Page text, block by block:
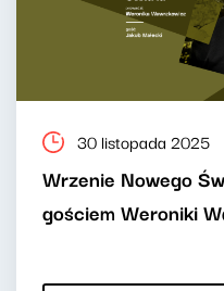
30 listopada 2025
Wrzenie Nowego
gościem Weroniki